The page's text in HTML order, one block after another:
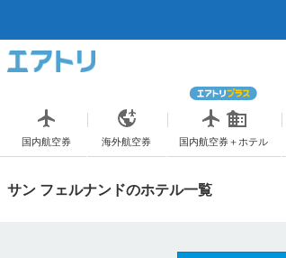
国内航空券 海外航空券 国内航空券＋ホテル
サン フェルナンドのホテル一覧